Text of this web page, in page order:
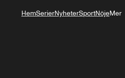
HemSerierNyheterSportNöjeMer